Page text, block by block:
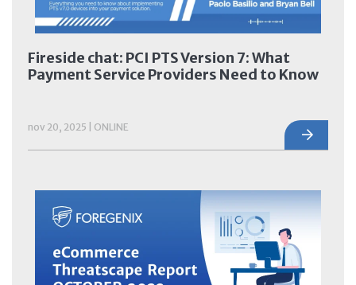
Fireside chat: PCI PTS Version 7: What
Payment Service Providers Need to Know
nov 20, 2025 | ONLINE